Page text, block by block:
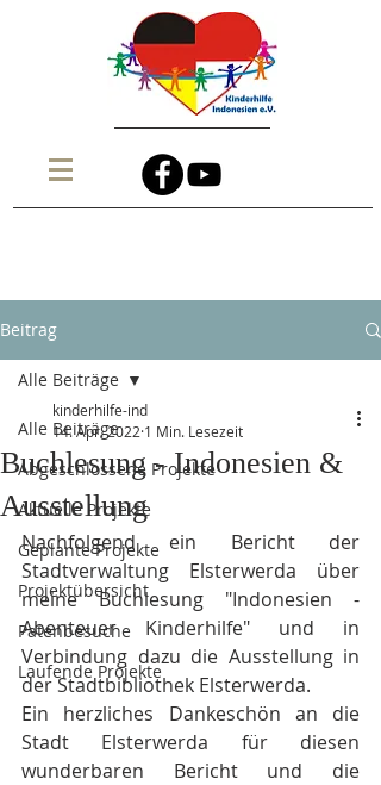
Beitrag
Alle Beiträge
Abgeschlossene Projekte
Aktuelle Projekte
Geplante Projekte
Projektübersicht
Patenbesuche
Laufende Projekte
Alle Beiträge
Buchlesung - Indonesien &
Ausstellung
kinderhilfe-ind
14. Apr. 2022 1 Min. Lesezeit
Nachfolgend ein Bericht der
Stadtverwaltung Elsterwerda über
meine Buchlesung "Indonesien -
Abenteuer Kinderhilfe" und in
Verbindung dazu die Ausstellung in
der Stadtbibliothek Elsterwerda.
Ein herzliches Dankeschön an die
Stadt Elsterwerda für diesen
wunderbaren Bericht und die